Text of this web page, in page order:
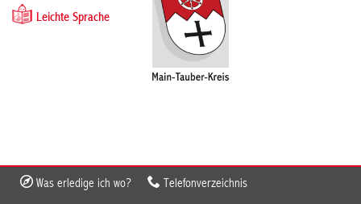
Leichte Sprache
Was erledige ich wo? Telefonverzeichnis